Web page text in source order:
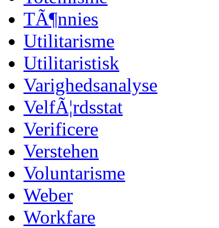
TÃ¶nnies
Utilitarisme
Utilitaristisk
Varighedsanalyse
VelfÃ¦rdsstat
Verificere
Verstehen
Voluntarisme
Weber
Workfare